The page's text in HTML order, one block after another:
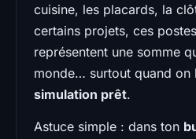
cuisine, les placards, la
certains projets, ces
représentent une somme
monde… surtout quand on
simulation prêt.
Astuce simple : dans ton